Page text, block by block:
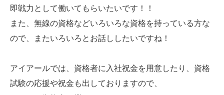
即戦力として働いてもらいたいです！！
また、無線の資格などいろいろな資格を持っている方な
ので、またいろいろとお話ししたいですね！
アイアールでは、資格者に入社祝金を用意したり、資格
試験の応援や祝金も出しておりますので、